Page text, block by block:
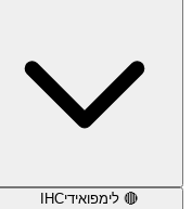
🔴 לימפואידיIHC